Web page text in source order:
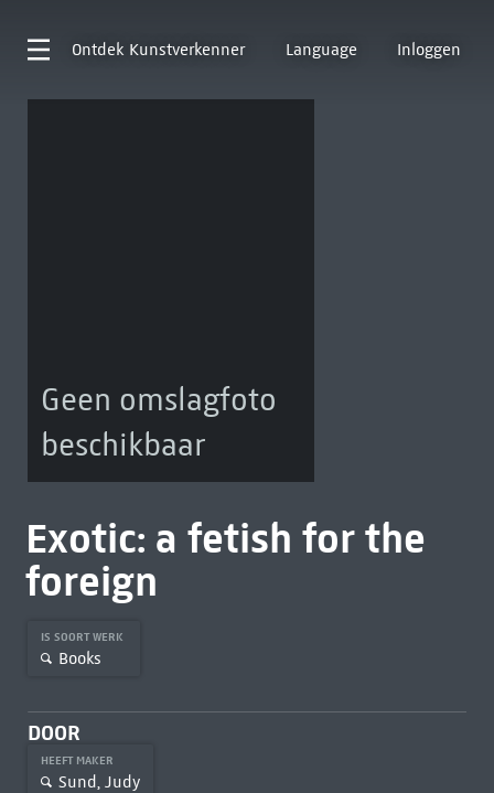
Ontdek Kunstverkenner Language Inloggen
Geen omslagfoto
beschikbaar
Exotic: a fetish for the
foreign
IS SOORT WERK
Books
DOOR
HEEFT MAKER
Sund, Judy